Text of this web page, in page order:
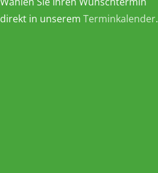
direkt in unserem Terminkalender.